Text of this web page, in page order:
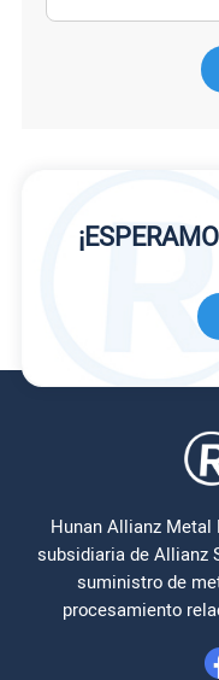
Hunan Allianz Metal
subsidiaria de Allianz
suministro de
procesamiento